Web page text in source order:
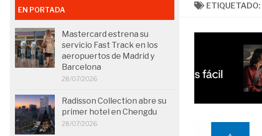
ETIQUETADO:
EN PORTADA
Mastercard estrena su
servicio Fast Track en los
aeropuertos de Madrid y
Barcelona
28/07/2026
Radisson Collection abre su
primer hotel en Chengdu
28/07/2026